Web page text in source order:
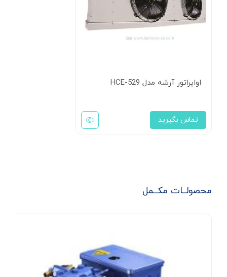
اواپراتور آرشه مدل HCE-529
تماس بگیرید
محصولــات مکــمل